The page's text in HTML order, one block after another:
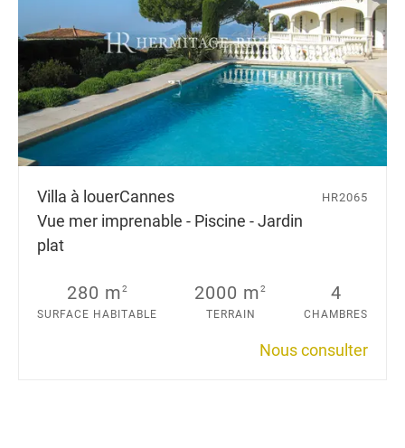
Villa à louerCannes
Vue mer imprenable - Piscine - Jardin
plat
HR2065
280 m2
SURFACE HABITABLE
2000 m2
TERRAIN
4
CHAMBRES
Nous consulter